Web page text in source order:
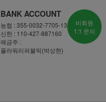
BANK ACCOUNT
농협 : 355-0032-7705-13
신한 : 110-427-887160
예금주 :
플라워리퍼블릭(박상현)
비회원
1:1 문의